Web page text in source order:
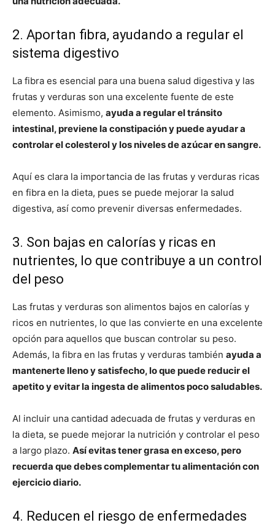
2. Aportan fibra, ayudando a regular el
sistema digestivo
La fibra es esencial para una buena salud digestiva y las
frutas y verduras son una excelente fuente de este
elemento. Asimismo, ayuda a regular el tránsito
intestinal, previene la constipación y puede ayudar a
controlar el colesterol y los niveles de azúcar en sangre.
Aquí es clara la importancia de las frutas y verduras ricas
en fibra en la dieta, pues se puede mejorar la salud
digestiva, así como prevenir diversas enfermedades.
3. Son bajas en calorías y ricas en
nutrientes, lo que contribuye a un control
del peso
Las frutas y verduras son alimentos bajos en calorías y
ricos en nutrientes, lo que las convierte en una excelente
opción para aquellos que buscan controlar su peso.
Además, la fibra en las frutas y verduras también ayuda a
mantenerte lleno y satisfecho, lo que puede reducir el
apetito y evitar la ingesta de alimentos poco saludables.
Al incluir una cantidad adecuada de frutas y verduras en
la dieta, se puede mejorar la nutrición y controlar el peso
a largo plazo. Así evitas tener grasa en exceso, pero
recuerda que debes complementar tu alimentación con
ejercicio diario.
4. Reducen el riesgo de enfermedades